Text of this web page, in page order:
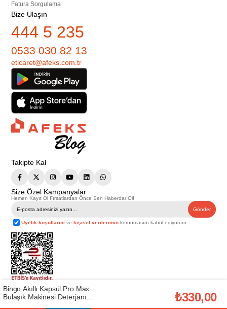
Fatura Sorgulama
Bize Ulaşın
444 5 235
0533 030 82 13
eticaret@afeks.com.tr
Takipte Kal
Size Özel Kampanyalar
Hemen Kayıt Ol Fırsatlardan Önce Sen Haberdar Ol!
Gönder
Üyelik koşullarını vekişisel verilerimin korunmasını kabul ediyorum.
Telif Hakkı © 2026Afeks Yapı Market
. Tüm hakları saklıdır.
Bu web sitesindeki tüm ürünler ticari amaçlıdır. Web sitemizde yer alan
görsel ve yazılı içerikler firmamıza ait olup, firmamızın yazılı izni alınmadan
Bingo Akıllı Kapsül Pro Max
Bulaşık Makinesi Deterjanı
₺330,00